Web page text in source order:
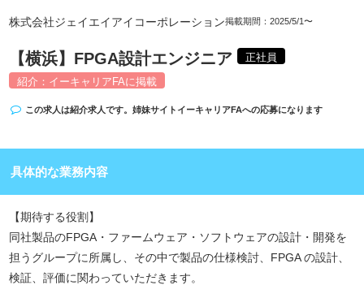
株式会社ジェイエイアイコーポレーション掲載期間：2025/5/1〜
【横浜】FPGA設計エンジニア
正社員
紹介：イーキャリアFAに掲載
この求人は紹介求人です。姉妹サイト イーキャリアFAへの応募になります
具体的な業務内容
【期待する役割】
同社製品のFPGA・ファームウェア・ソフトウェアの設計・開発を
担うグループに所属し、その中で製品の仕様検討、FPGA の設計、
検証、評価に関わっていただきます。